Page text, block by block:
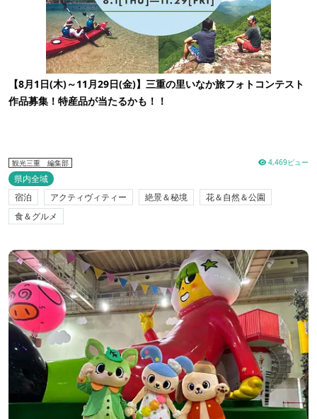
【8月1日(木)～11月29日(金)】三重の里いなか旅フォトコンテスト
作品募集！特産品が当たるかも！！
観光三重 編集部 4,469ビュー
県内全域
宿泊
アクティヴィティー 絶景＆秘境
花＆自然＆公園
食＆グルメ